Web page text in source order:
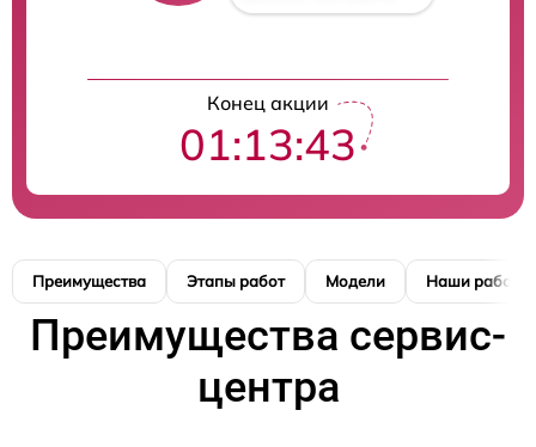
Конец акции
01:13:42
Преимущества Этапы работ Модели Наши работы
Преимущества сервис-
центра